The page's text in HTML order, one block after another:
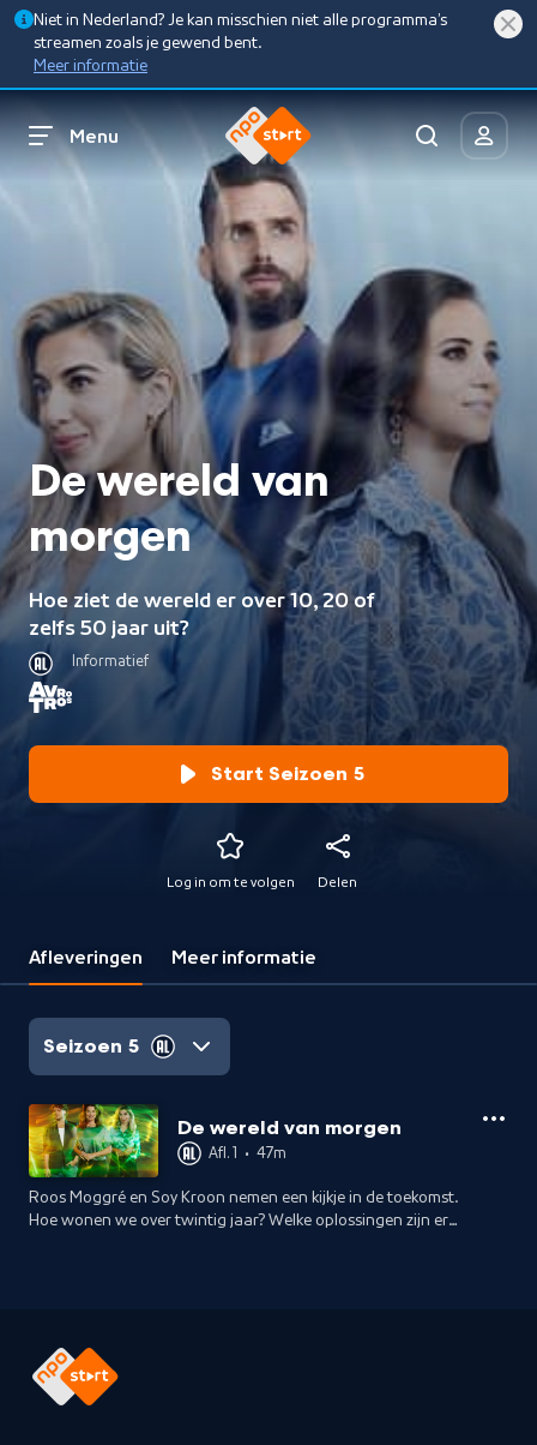
Niet in Nederland? Je kan misschien niet alle programma’s
streamen zoals je gewend bent.
Meer informatie
Menu
De wereld van
morgen
Hoe ziet de wereld er over 10, 20 of
zelfs 50 jaar uit?
Informatief
Start Seizoen 5
Log in om te volgen Delen
Afleveringen Meer informatie
Seizoen 5
De wereld van morgen
Afl. 1 • 47m
Roos Moggré en Soy Kroon nemen een kijkje in de toekomst.
Hoe wonen we over twintig jaar? Welke oplossingen zijn er